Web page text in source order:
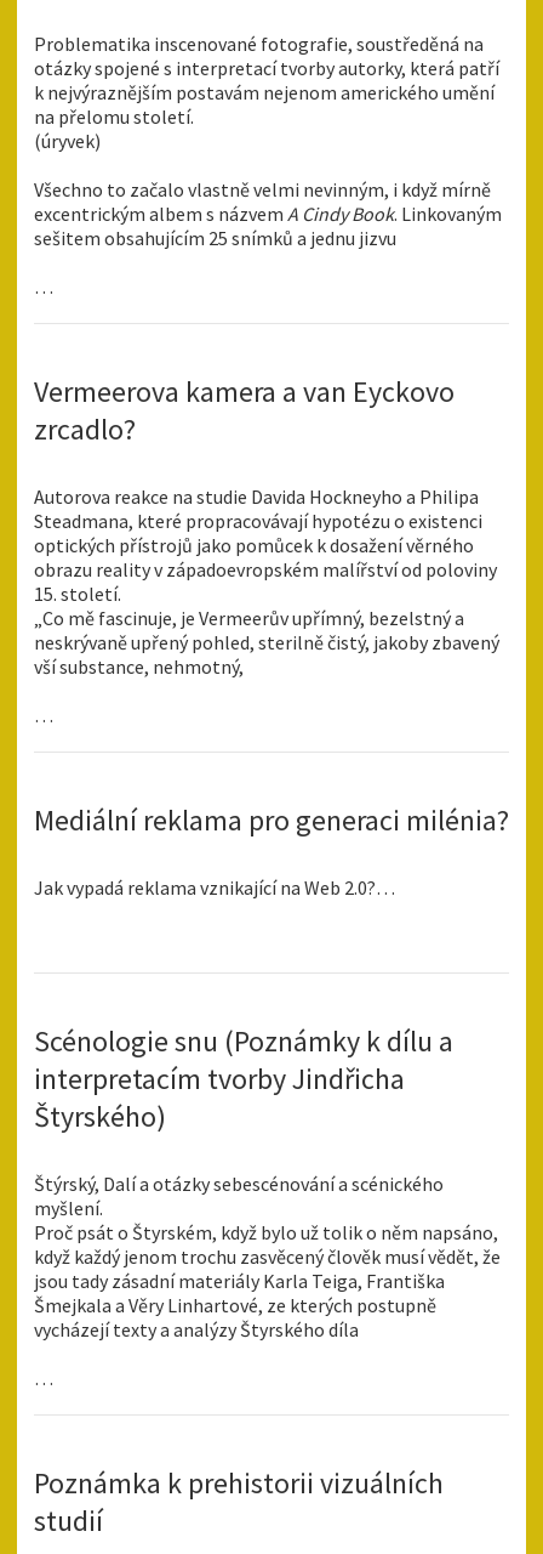
Problematika inscenované fotografie, soustředěná na
otázky spojené s interpretací tvorby autorky, která patří
k nejvýraznějším postavám nejenom amerického umění
na přelomu století.
(úryvek)
Všechno to začalo vlastně velmi nevinným, i když mírně
excentrickým albem s názvem A Cindy Book. Linkovaným
sešitem obsahujícím 25 snímků a jednu jizvu
…
Vermeerova kamera a van Eyckovo
zrcadlo?
Autorova reakce na studie Davida Hockneyho a Philipa
Steadmana, které propracovávají hypotézu o existenci
optických přístrojů jako pomůcek k dosažení věrného
obrazu reality v západoevropském malířství od poloviny
15. století.
„Co mě fascinuje, je Vermeerův upřímný, bezelstný a
neskrývaně upřený pohled, sterilně čistý, jakoby zbavený
vší substance, nehmotný,
…
Mediální reklama pro generaci milénia?
Jak vypadá reklama vznikající na Web 2.0?…
Scénologie snu (Poznámky k dílu a
interpretacím tvorby Jindřicha
Štyrského)
Štýrský, Dalí a otázky sebescénování a scénického
myšlení.
Proč psát o Štyrském, když bylo už tolik o něm napsáno,
když každý jenom trochu zasvěcený člověk musí vědět, že
jsou tady zásadní materiály Karla Teiga, Františka
Šmejkala a Věry Linhartové, ze kterých postupně
vycházejí texty a analýzy Štyrského díla
…
Poznámka k prehistorii vizuálních
studií